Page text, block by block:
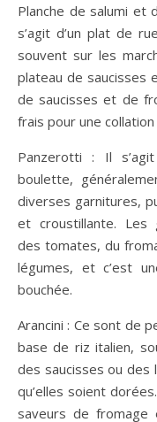
Planche de salumi et
s’agit d’un plat de
souvent sur les
plateau de saucisses
de saucisses et de
frais pour une
Panzerotti : Il
boulette,
diverses garnitures,
et croustillante. Les
des tomates, du
légumes, et c’est
bouchée.
Arancini : Ce sont de
base de riz italien,
des saucisses ou des
qu’elles soient
saveurs de